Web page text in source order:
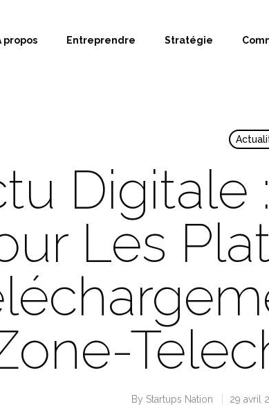
propos Entreprendre Stratégie
Digitale
Les
By Startups Nation 29 avril